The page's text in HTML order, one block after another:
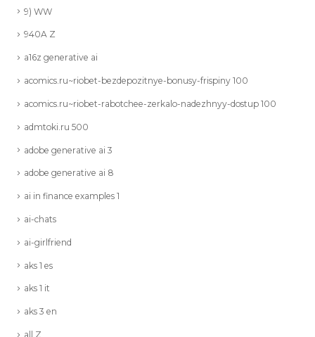
9) WW
940A Z
a16z generative ai
acomics.ru~riobet-bezdepozitnye-bonusy-frispiny 100
acomics.ru~riobet-rabotchee-zerkalo-nadezhnyy-dostup 100
admtoki.ru 500
adobe generative ai 3
adobe generative ai 8
ai in finance examples 1
ai-chats
ai-girlfriend
aks 1 es
aks 1 it
aks 3 en
all Z